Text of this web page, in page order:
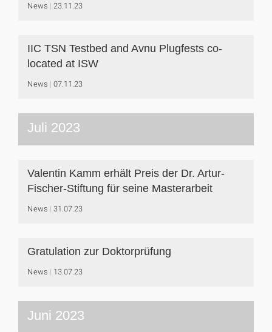
News 23.11.23
IIC TSN Testbed and Avnu Plugfests co-
located at ISW
News 07.11.23
Juli 2023
Valentin Kamm erhält Preis der Dr. Artur-
Fischer-Stiftung für seine Masterarbeit
News 31.07.23
Gratulation zur Doktorprüfung
News 13.07.23
Juni 2023